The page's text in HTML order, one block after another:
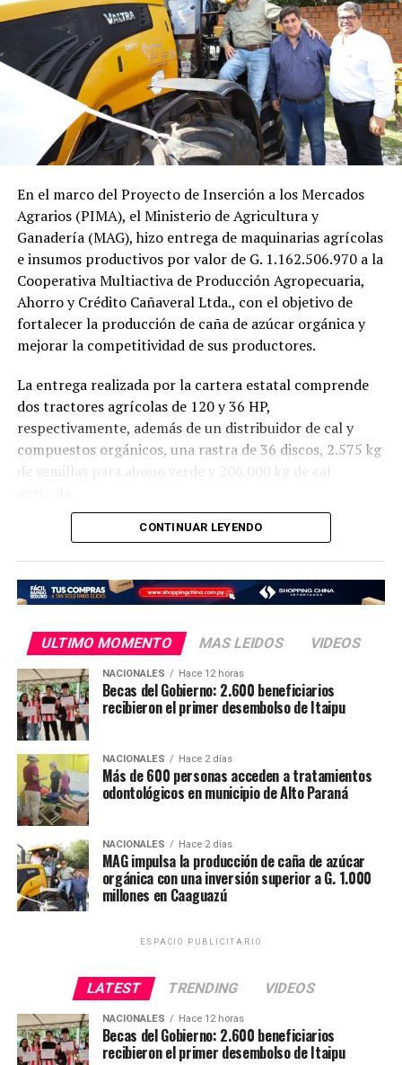
En el marco del Proyecto de Inserción a los Mercados
Agrarios (PIMA), el Ministerio de Agricultura y
Ganadería (MAG), hizo entrega de maquinarias agrícolas
e insumos productivos por valor de G. 1.162.506.970 a la
Cooperativa Multiactiva de Producción Agropecuaria,
Ahorro y Crédito Cañaveral Ltda., con el objetivo de
fortalecer la producción de caña de azúcar orgánica y
mejorar la competitividad de sus productores.
La entrega realizada por la cartera estatal comprende
dos tractores agrícolas de 120 y 36 HP,
respectivamente, además de un distribuidor de cal y
compuestos orgánicos, una rastra de 36 discos, 2.575 kg
de semillas para abono verde y 206.000 kg de cal
Estos equipos e insumos permitirán optimizar las
cultivo, fortaleciendo la cadena de valor de la caña de
azúcar y su impacto en la economía regional.
«Estas herramientas representan una forma concreta de
acompañar a los productores y fortalecer su capacidad
de trabajo», destacó Carlos Giménez, ministro del MAG,
que señaló también que esta inversión del Gobierno
busca impulsar el crecimiento del campo paraguayo,
dotando a los productores de las herramientas y
tecnología necesaria.
En el mismo sentido, explicó que el fortalecimiento de la
producción de caña de azúcar se complementa con la
reciente reglamentación de la normativa que impulsa el
uso de alcohol carburante, medida que busca contribuir
a la ampliación de las oportunidades para los
productores nacionales y su consolidación en dicho
«Cada fábrica que se instala representa esperanza para
las comunidades. Significa empleo, movimiento
económico y oportunidades para miles de familias
paraguayas, sostuvo.
CONTINUAR LEYENDO
ULTIMO MOMENTO MAS LEIDOS VIDEOS
NACIONALES Hace 12 horas
Becas del Gobierno: 2.600 beneficiarios
recibieron el primer desembolso de Itaipu
NACIONALES Hace 2 días
Más de 600 personas acceden a tratamientos
odontológicos en municipio de Alto Paraná
NACIONALES Hace 2 días
MAG impulsa la producción de caña de azúcar
orgánica con una inversión superior a G. 1.000
millones en Caaguazú
ESPACIO PUBLICITARIO
LATEST TRENDING VIDEOS
NACIONALES Hace 12 horas
Becas del Gobierno: 2.600 beneficiarios
recibieron el primer desembolso de Itaipu